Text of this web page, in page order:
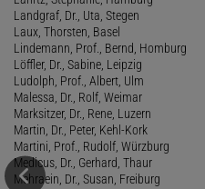
Landgraf, Dr., Uta, Stegen
Laux, Thorsten, Basel
Lindemann, Prof., Bernd, Homburg
Löffler, Dr., Sabine, Leipzig
Ludolph, Prof., Albert, Ulm
Malessa, Dr., Rolf, Weimar
Marksitzer, Dr., Rene, Luzern
Martin, Dr., Peter, Kehl-Kork
Martini, Prof., Rudolf, Würzburg
Medicus, Dr., Gerhard, Thaur
Mehraein, Dr., Susan, Freiburg